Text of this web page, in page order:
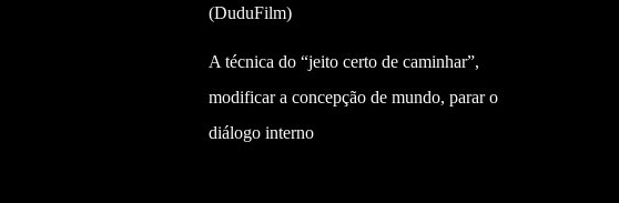
(DuduFilm)
A técnica do “jeito certo de caminhar”,
modificar a concepção de mundo, parar o
diálogo interno